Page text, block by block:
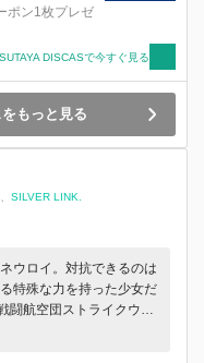
ポン1枚プレゼ
DISCASで今すぐ見る
もっと見る
SILVER LINK.
ウロイ。対抗できるのは
特殊な力を持った少女だ
闘航空団ストライクウィ
変化、反抗作戦が計画さ